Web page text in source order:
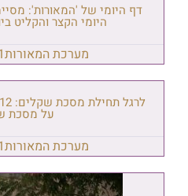
דף היומי של 'המאורות':
היומי הקצר והקליט
מערכת המאורות
על מסכת
מערכת המאורות